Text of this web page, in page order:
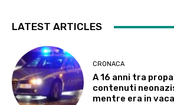
LATEST ARTICLES
CRONACA
A 16 anni tra
contenuti
mentre era in